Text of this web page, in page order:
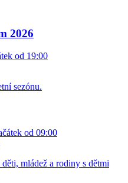
2026
od 19:00
sezónu.
od 09:00
mládež a rodiny s dětmi